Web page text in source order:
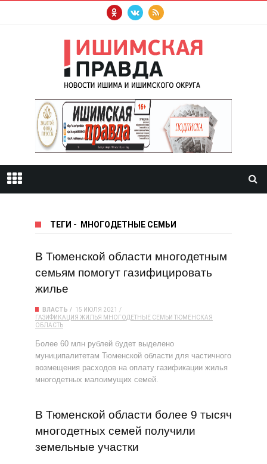
ТЕГИ - МНОГОДЕТНЫЕ СЕМЬИ
В Тюменской области многодетным
семьям помогут газифицировать
жилье
ВЛАСТЬ
15 ИЮЛЯ 2021
ГАЗИФИКАЦИЯ ЖИЛЬЯ МНОГОДЕТНЫЕ СЕМЬИ ТЮМЕНСКАЯ
ОБЛАСТЬ
Более 60 млн рублей будет выделено
муниципалитетам Тюменской области для частичного
возмещения расходов на оплату газификации жилья
многодетных малоимущих семей.
В Тюменской области более 9 тысяч
многодетных семей получили
земельные участки